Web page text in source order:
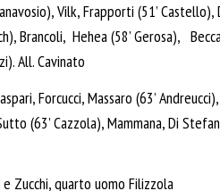
Vilk, Frapporti (51’
Brancoli, Hehea (58’ Gerosa),
All. Cavinato
Forcucci, Massaro (63’
(63’ Cazzola), Mammana, Di
Zucchi, quarto uomo Filizzola